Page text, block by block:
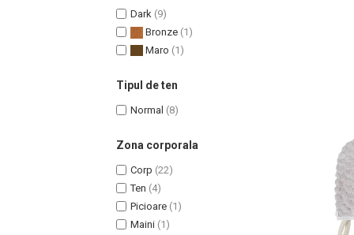
Dark (9)
Bronze (1)
Maro (1)
Tipul de ten
Normal (8)
Zona corporala
Corp (22)
Ten (4)
Picioare (1)
Maini (1)